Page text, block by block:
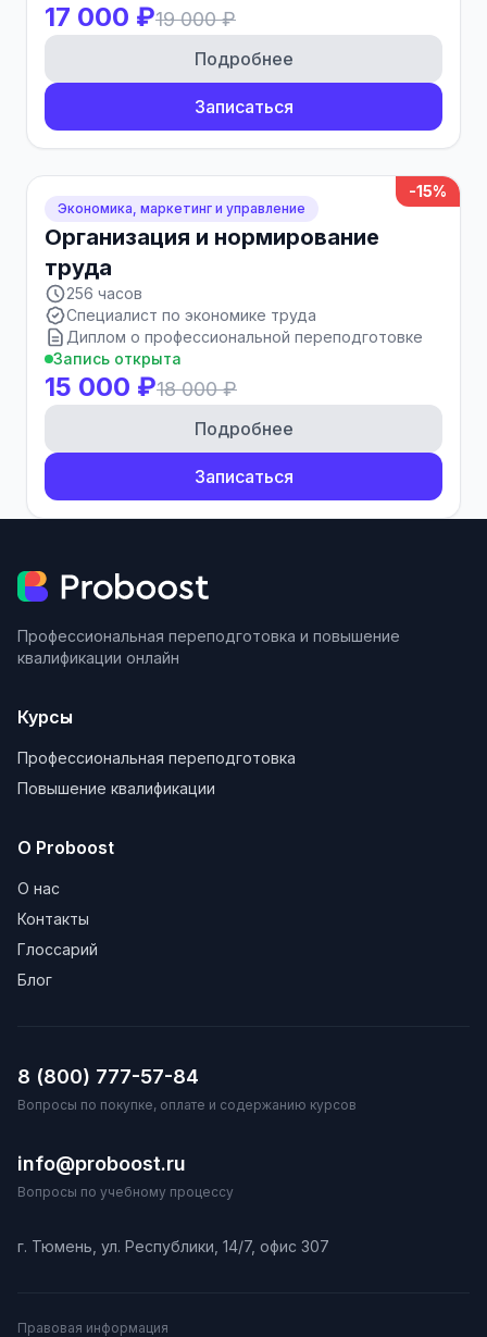
17 000 ₽19 000 ₽
Подробнее
Записаться
-15%
Экономика, маркетинг и управление
Организация и нормирование
труда
256 часов
Специалист по экономике труда
Диплом о профессиональной переподготовке
Запись открыта
15 000 ₽18 000 ₽
Подробнее
Записаться
Профессиональная переподготовка и повышение
квалификации онлайн
Курсы
Профессиональная переподготовка
Повышение квалификации
О Proboost
О нас
Контакты
Глоссарий
Блог
8 (800) 777-57-84
Вопросы по покупке, оплате и содержанию курсов
info@proboost.ru
Вопросы по учебному процессу
г. Тюмень, ул. Республики, 14/7, офис 307
Правовая информация